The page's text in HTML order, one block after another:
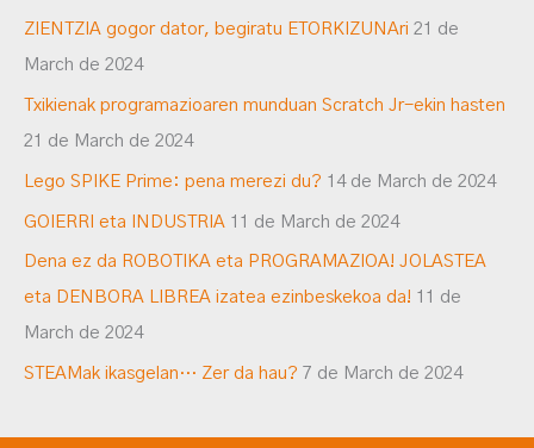
ZIENTZIA gogor dator, begiratu ETORKIZUNAri 21 de
March de 2024
Txikienak programazioaren munduan Scratch Jr-ekin hasten
21 de March de 2024
Lego SPIKE Prime: pena merezi du? 14 de March de 2024
GOIERRI eta INDUSTRIA 11 de March de 2024
Dena ez da ROBOTIKA eta PROGRAMAZIOA! JOLASTEA
eta DENBORA LIBREA izatea ezinbeskekoa da! 11 de
March de 2024
STEAMak ikasgelan… Zer da hau? 7 de March de 2024